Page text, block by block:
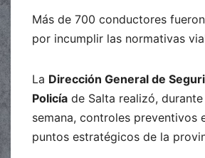
Más de 700 conductores
por incumplir las normativas
La Dirección General de
Policía de Salta realizó,
semana, controles preventivos
puntos estratégicos de la